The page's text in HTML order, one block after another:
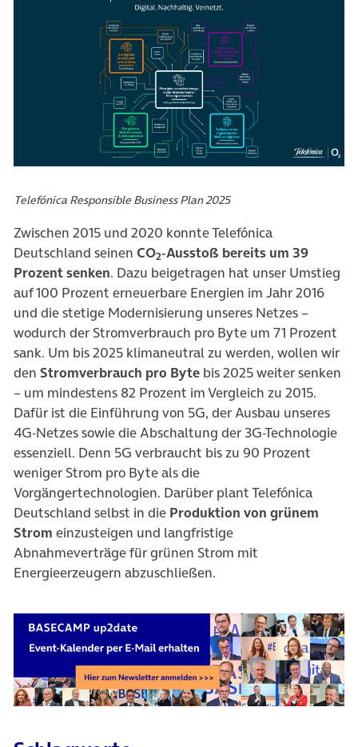
Telefónica Responsible Business Plan 2025
Zwischen 2015 und 2020 konnte Telefónica
Deutschland seinen CO2-Ausstoß bereits um 39
Prozent senken. Dazu beigetragen hat unser Umstieg
auf 100 Prozent erneuerbare Energien im Jahr 2016
und die stetige Modernisierung unseres Netzes –
wodurch der Stromverbrauch pro Byte um 71 Prozent
sank. Um bis 2025 klimaneutral zu werden, wollen wir
den Stromverbrauch pro Byte bis 2025 weiter senken
– um mindestens 82 Prozent im Vergleich zu 2015.
Dafür ist die Einführung von 5G, der Ausbau unseres
4G-Netzes sowie die Abschaltung der 3G-Technologie
essenziell. Denn 5G verbraucht bis zu 90 Prozent
weniger Strom pro Byte als die
Vorgängertechnologien. Darüber plant Telefónica
Deutschland selbst in die Produktion von grünem
Strom einzusteigen und langfristige
Abnahmeverträge für grünen Strom mit
Energieerzeugern abzuschließen.